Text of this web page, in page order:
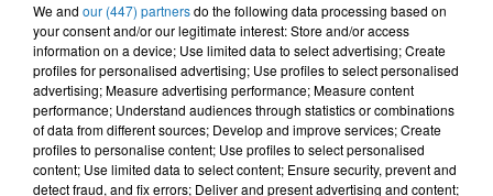
TITRES DIFFUSÉS
20h32
20h32 20h30
20h30 20h26
20h26
We and our (447) partnersdo the following data processing based on
your consent and/or our legitimate interest: Store and/or access
information on a device; Use limited data to select advertising; Create
profiles for personalised advertising; Use profiles to select personalised
advertising; Measure advertising performance; Measure content
performance; Understand audiences through statistics or combinations
of data from different sources; Develop and improve services; Create
profiles to personalise content; Use profiles to select personalised
content; Use limited data to select content; Ensure security, prevent and
detect fraud, and fix errors; Deliver and present advertising and content;